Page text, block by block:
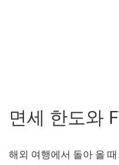
면세 한도와
해외 여행에서 돌아 올